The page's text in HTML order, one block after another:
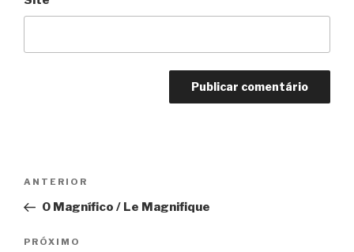
Post
Anterior
ANTERIOR
O Magnífico / Le Magnifique
Próximo
PRÓXIMO